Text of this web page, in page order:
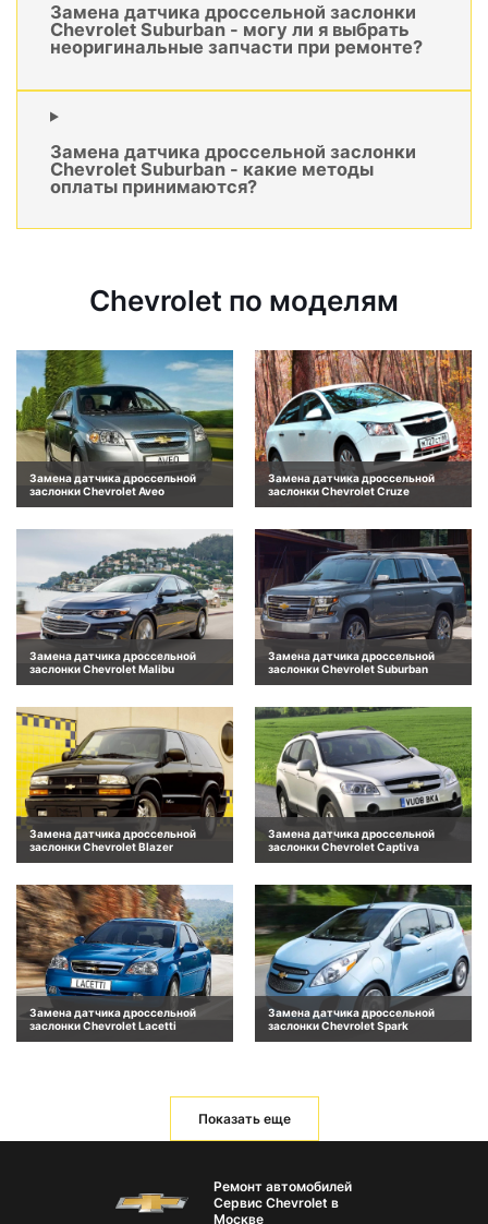
Замена датчика дроссельной заслонки
Chevrolet Suburban - могу ли я выбрать
неоригинальные запчасти при ремонте?
Замена датчика дроссельной заслонки
Chevrolet Suburban - какие методы
оплаты принимаются?
Chevrolet по моделям
Замена датчика дроссельной
заслонки Chevrolet Aveo
Замена датчика дроссельной
заслонки Chevrolet Cruze
Замена датчика дроссельной
заслонки Chevrolet Malibu
Замена датчика дроссельной
заслонки Chevrolet Suburban
Замена датчика дроссельной
заслонки Chevrolet Blazer
Замена датчика дроссельной
заслонки Chevrolet Captiva
Замена датчика дроссельной
заслонки Chevrolet Lacetti
Замена датчика дроссельной
заслонки Chevrolet Spark
Показать еще
Ремонт автомобилей
Сервис Chevrolet в
Москве